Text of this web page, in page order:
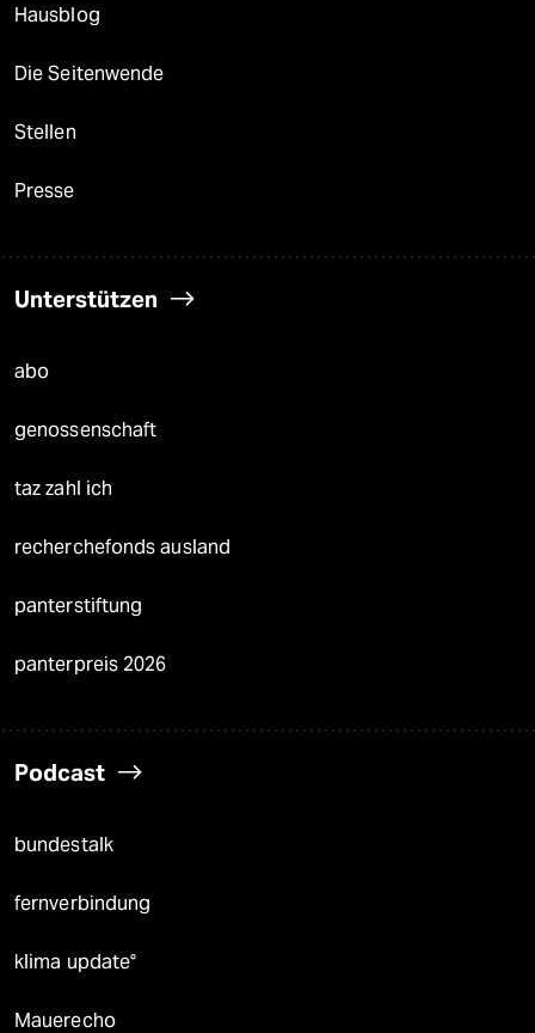
Hausblog
Die Seitenwende
Stellen
Presse
Unterstützen
abo
genossenschaft
taz zahl ich
recherchefonds ausland
panterstiftung
panterpreis 2026
Podcast
bundestalk
fernverbindung
klima update°
Mauerecho